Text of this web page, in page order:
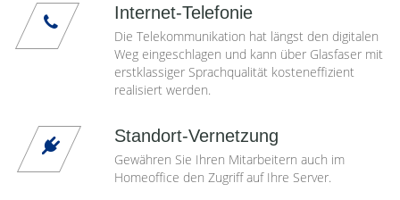
Internet-Telefonie
Die Telekommunikation hat längst den digitalen
Weg eingeschlagen und kann über Glasfaser mit
erstklassiger Sprachqualität kosteneffizient
realisiert werden.
Standort-Vernetzung
Gewähren Sie Ihren Mitarbeitern auch im
Homeoffice den Zugriff auf Ihre Server.